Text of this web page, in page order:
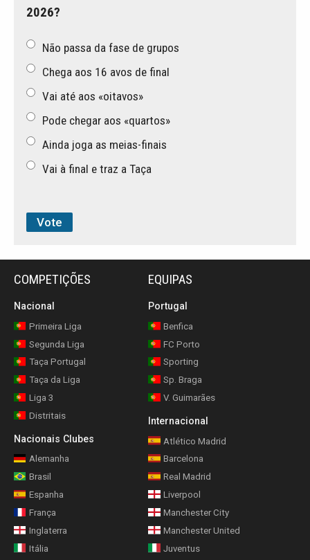
2026?
Não passa da fase de grupos
Chega aos 16 avos de final
Vai até aos «oitavos»
Pode chegar aos «quartos»
Ainda joga as meias-finais
Vai à final e traz a Taça
COMPETIÇÕES
Nacional
Primeira Liga
Segunda Liga
Taça Portugal
Taça da Liga
Liga 3
Distritais
Nacionais Clubes
Alemanha
Brasil
Espanha
França
Inglaterra
Itália
EQUIPAS
Portugal
Benfica
FC Porto
Sporting
Sp. Braga
V. Guimarães
Internacional
Atlético Madrid
Barcelona
Real Madrid
Liverpool
Manchester City
Manchester United
Juventus